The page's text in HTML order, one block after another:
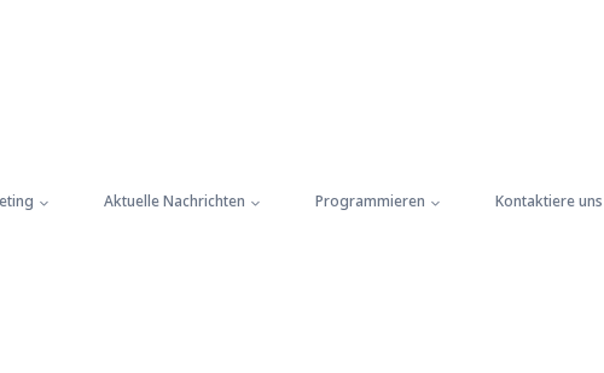
Aktuelle Nachrichten Programmieren Kontaktiere uns